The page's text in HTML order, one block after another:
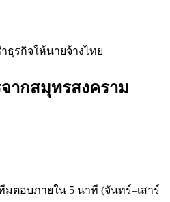
ธุรกิจให้นายจ้างไทย
ากสมุทรสงคราม
ตอบภายใน 5 นาที (จันทร์–เสาร์